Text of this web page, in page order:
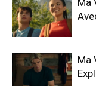
Ma
Ma